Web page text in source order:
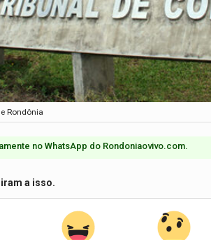
Rondônia
no WhatsApp do Rondoniaovivo.com.​
a isso.